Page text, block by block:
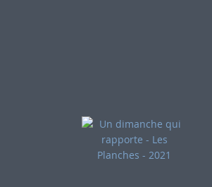
Critique LQJ - Un dimanche
qui rapporte (2021)